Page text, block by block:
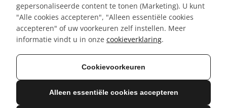
BTW-ID NL001391737B50
IBAN NL42KNAB0257116370
BIC KNABNL2H
Gratis parkeergelegenheid
Privacyverklaring
Algemene Voorwaarden
Referenties / Klanten
Vacatures
© 2026 Mediasaloon | Creatie & Ontwerp: R. Groeneveld
gepersonaliseerde content te tonen (Marketing). U kunt
"Alle cookies accepteren", "Alleen essentiële cookies
accepteren" of uw voorkeuren zelf instellen. Meer
informatie vindt u in onze cookieverklaring.
Cookievoorkeuren
Alleen essentiële cookies accepteren